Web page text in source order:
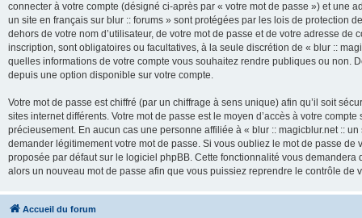
connecter à votre compte (désigné ci-après par « votre mot de passe ») et une
un site en français sur blur :: forums » sont protégées par les lois de protection
dehors de votre nom d’utilisateur, de votre mot de passe et de votre adresse
inscription, sont obligatoires ou facultatives, à la seule discrétion de « blur ::
quelles informations de votre compte vous souhaitez rendre publiques ou non.
depuis une option disponible sur votre compte.
Votre mot de passe est chiffré (par un chiffrage à sens unique) afin qu’il soit
sites internet différents. Votre mot de passe est le moyen d’accès à votre
précieusement. En aucun cas une personne affiliée à « blur :: magicblur.net ::
demander légitimement votre mot de passe. Si vous oubliez le mot de passe
proposée par défaut sur le logiciel phpBB. Cette fonctionnalité vous
alors un nouveau mot de passe afin que vous puissiez reprendre le contrôle de
Accueil du forum